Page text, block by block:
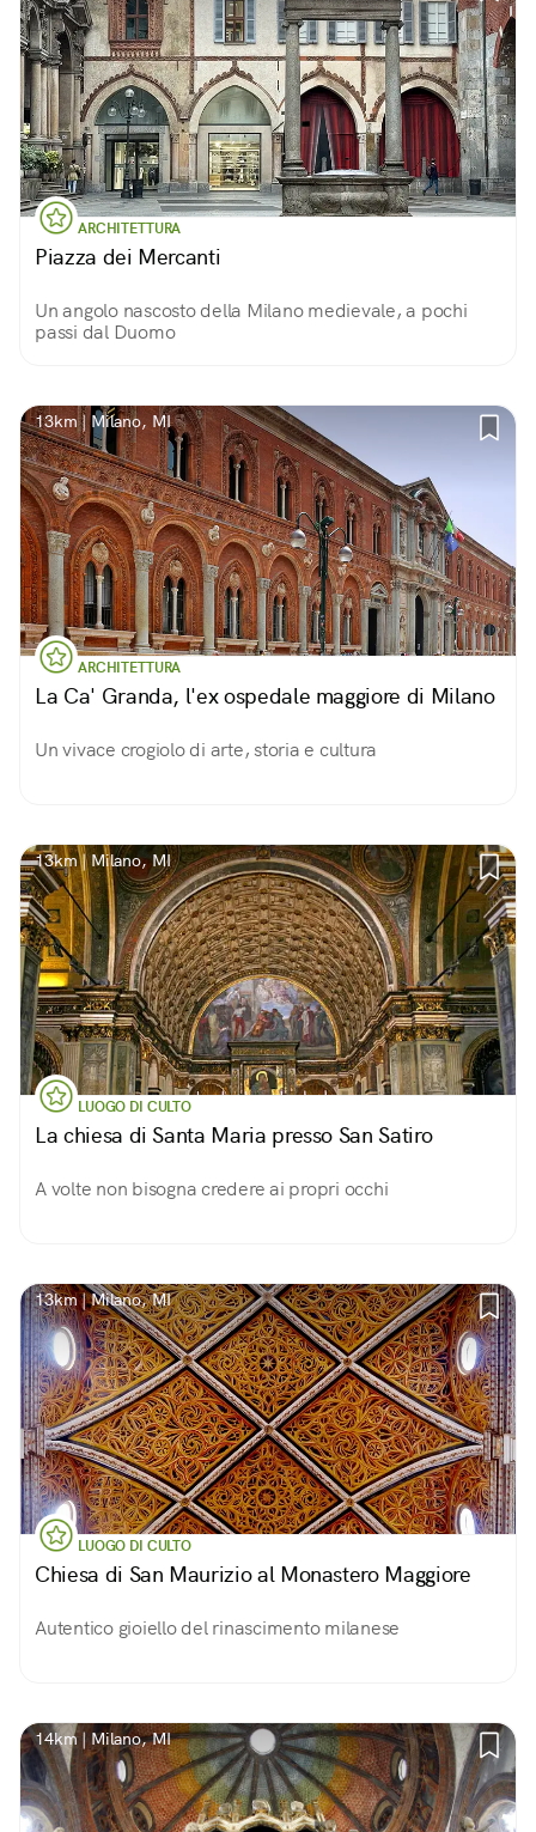
ARCHITETTURA
Piazza dei Mercanti
Un angolo nascosto della Milano medievale, a pochi
passi dal Duomo
13km | Milano, MI
ARCHITETTURA
La Ca' Granda, l'ex ospedale maggiore di Milano
Un vivace crogiolo di arte, storia e cultura
13km | Milano, MI
LUOGO DI CULTO
La chiesa di Santa Maria presso San Satiro
A volte non bisogna credere ai propri occhi
13km | Milano, MI
LUOGO DI CULTO
Chiesa di San Maurizio al Monastero Maggiore
Autentico gioiello del rinascimento milanese
14km | Milano, MI